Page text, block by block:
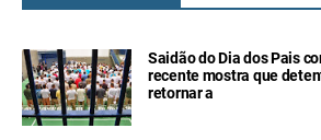
Saidão do Dia dos Pais
recente mostra que
retornar a